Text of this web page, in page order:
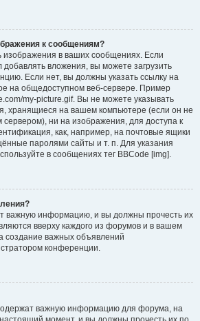
к сообщениям?
в ваших сообщениях. Если
вложения, вы можете загрузить
Если нет, вы должны указать ссылку на
на общедоступном веб-сервере. Пример
my-picture.gif. Вы не можете указывать
хранящиеся на вашем компьютере (если он не
ни на изображения, для доступа к
как, например, на почтовые ящики
паролями сайты и т. п. Для указания
в сообщениях тег BBCode [img].
важную информацию, и вы должны прочесть их
вверху каждого из форумов и в вашем
создание важных объявлений
конференции.
важную информацию для форума, на